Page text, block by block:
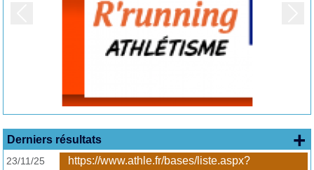
Derniers résultats
23/11/25
https://www.athle.fr/bases/liste.aspx?
+